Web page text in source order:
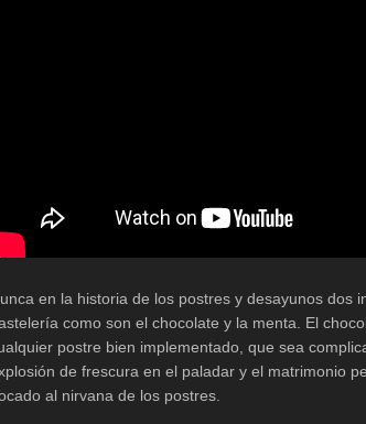
en la historia de los postres y desayunos dos
como son el chocolate y la menta. El
postre bien implementado, que sea
de frescura en el paladar y el matrimonio
al nirvana de los postres.